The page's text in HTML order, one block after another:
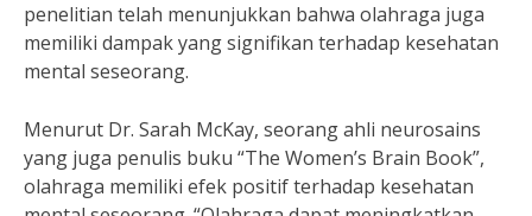
penelitian telah menunjukkan bahwa olahraga juga
memiliki dampak yang signifikan terhadap kesehatan
mental seseorang.
Menurut Dr. Sarah McKay, seorang ahli neurosains
yang juga penulis buku “The Women’s Brain Book”,
olahraga memiliki efek positif terhadap kesehatan